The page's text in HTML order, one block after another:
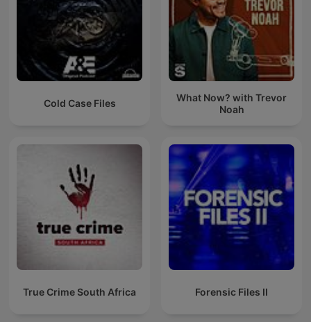
Cold Case Files
What Now? with Trevor
Noah
True Crime South Africa Forensic Files II